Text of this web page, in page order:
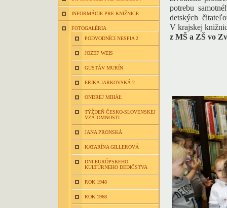
INFORMÁCIE PRE KNIŽNICE
FOTOGALÉRIA
PODVODNÍCI NESPIA 2
JOZEF WEIS
GUSTÁV MURÍN
ERIKA JARKOVSKÁ 2
ONDREJ MIHÁĽ
TÝŽDEŇ ČESKO-SLOVENSKEJ
VZÁJOMNOSTI
JANA PRONSKÁ
KATARÍNA GILLEROVÁ
DNI EURÓPSKEHO
KULTÚRNEHO DEDIČSTVA
ROK 1948
ROK 1968
potrebu
detských
V krajskej
z MŠ a ZŠ vo